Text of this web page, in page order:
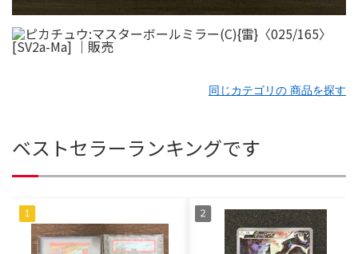
同じカテゴリの 商品を探す
ベストセラーランキングです